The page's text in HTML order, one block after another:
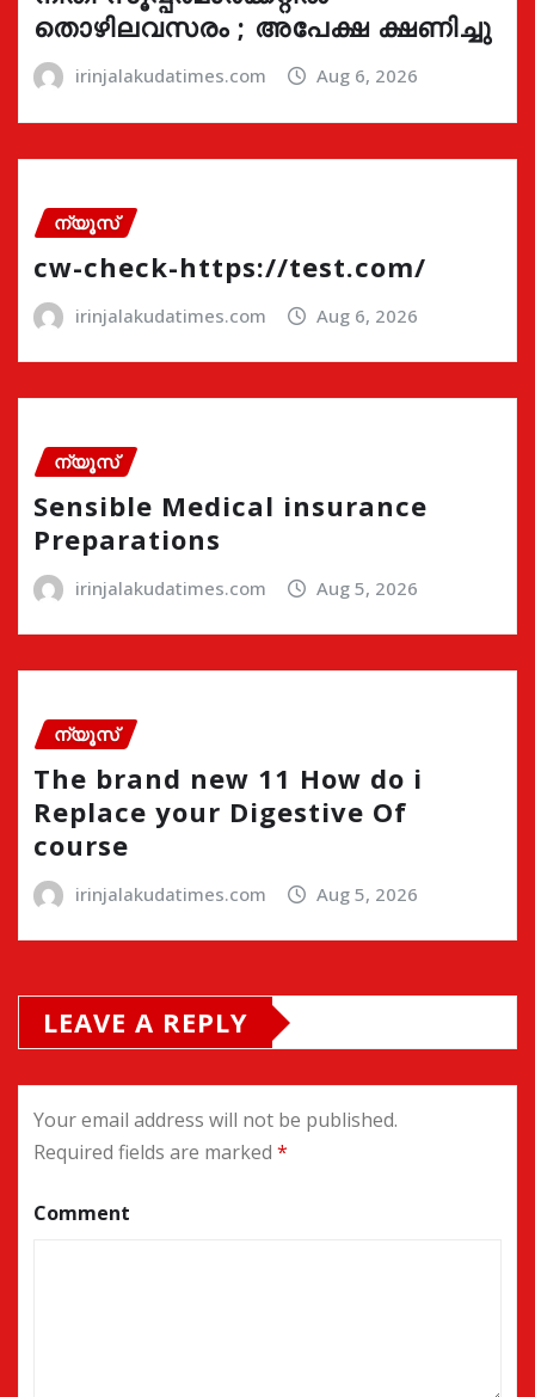
തൊഴിലവസരം ; അപേക്ഷ ക്ഷണിച്ചു
irinjalakudatimes.com Aug 6, 2026
ന്യൂസ്
cw-check-https://test.com/
irinjalakudatimes.com Aug 6, 2026
ന്യൂസ്
Sensible Medical insurance
Preparations
irinjalakudatimes.com Aug 5, 2026
ന്യൂസ്
The brand new 11 How do i
Replace your Digestive Of
course
irinjalakudatimes.com Aug 5, 2026
LEAVE A REPLY
Your email address will not be published.
Required fields are marked *
Comment